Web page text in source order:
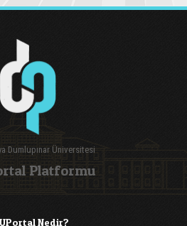
Dumlupınar Üniversitesi
Platformu
Nedir?